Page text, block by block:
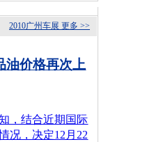
更多 >>
2010广州车展
油价格再次上
，结合近期国际
况，决定12月22